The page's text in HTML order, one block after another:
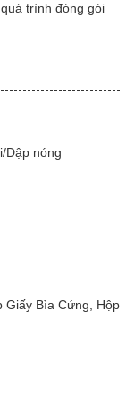
trình đóng gói
Dập nóng
Giấy Bìa Cứng, Hộp